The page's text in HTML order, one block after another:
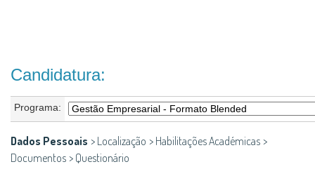
Candidatura:
Programa:
Dados Pessoais > Localização > Habilitações Académicas >
Documentos > Questionário